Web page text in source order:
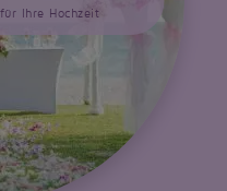
Ihre Hochzeit